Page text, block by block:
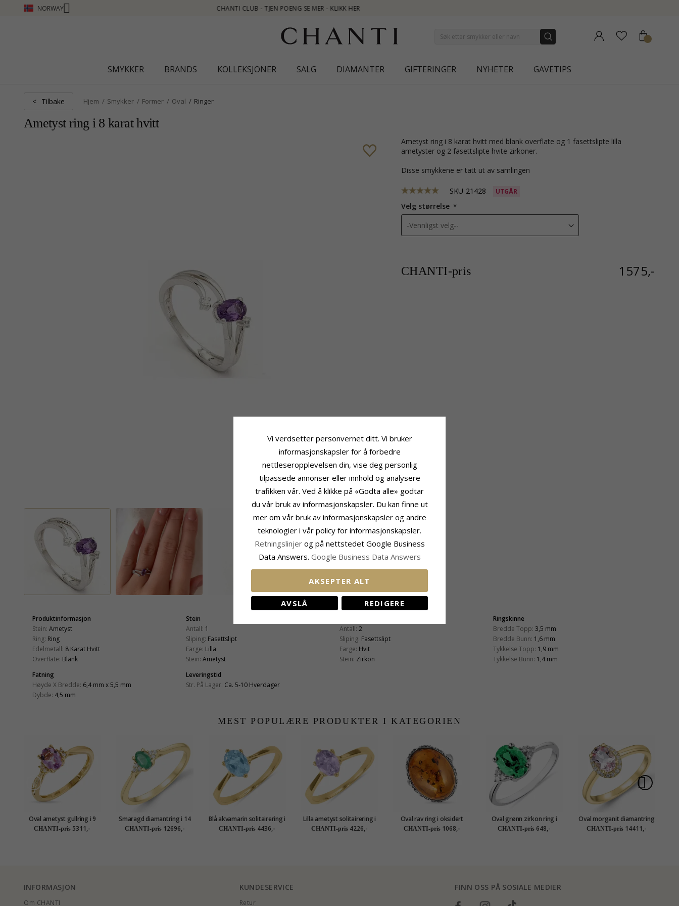
NORWAY
CHANTI CLUB - TJEN POENG SE MER - KLIKK HER
SMYKKER BRANDS KOLLEKSJONER SALG DIAMANTER GIFTERINGER NYHETER GAVETIPS
< Tilbake Hjem Smykker Former Oval Ringer
Ametyst ring i 8 karat hvitt
ametyst ring i 8 karat hvitt med blank overflate og 1 fasettslipte lilla
ametyster og 2 fasettslipte hvite zirkoner.
Disse smykkene er tatt ut av samlingen
SKU 21428 UTGÅR
Velg størrelse
CHANTI-pris 1575,-
Produktinformasjon
Stein: Ametyst
Ring: Ring
Edelmetall: 8 Karat Hvitt
Overflate: Blank
Stein
Antall: 1
Sliping: Fasettslipt
Farge: Lilla
Stein: Ametyst
Antall: 2
Sliping: Fasettslipt
Farge: Hvit
Stein: Zirkon
Ringskinne
Bredde Topp: 3,5 mm
Bredde Bunn: 1,6 mm
Tykkelse Topp: 1,9 mm
Tykkelse Bunn: 1,4 mm
Fatning
Høyde X Bredde: 6,4 mm x 5,5 mm
Dybde: 4,5 mm
Leveringstid
Str. På Lager: Ca. 5-10 Hverdager
MEST POPULÆRE PRODUKTER I KATEGORIEN
Oval ametyst gullring i 9
karat gull - Gold Collection
CHANTI-pris 5311,-
Smaragd diamantring i 14
karat gull 0,25 ct 0,03 ct
CHANTI-pris 12696,-
Blå akvamarin solitairering i
8 karat
CHANTI-pris 4436,-
Lilla ametyst solitairering i
8 karat
CHANTI-pris 4226,-
Oval rav ring i oksidert
sterlingsølv
CHANTI-pris 1068,-
Oval grønn zirkon ring i
sølv
CHANTI-pris 648,-
Oval morganit diamantring
i 14 karat gull 0,83 ct 0,09 ct
CHANTI-pris 14411,-
INFORMASJON
Om CHANTI
KUNDESERVICE
Retur
FINN OSS PÅ SOSIALE MEDIER
Vi verdsetter personvernet ditt. Vi bruker
informasjonskapsler for å forbedre
nettleseropplevelsen din, vise deg personlig
tilpassede annonser eller innhold og analysere
trafikken vår. Ved å klikke på «Godta alle» godtar
du vår bruk av informasjonskapsler. Du kan finne ut
mer om vår bruk av informasjonskapsler og andre
teknologier i vår policy for informasjonskapsler.
Retningslinjer og på nettstedet Google Business
Data Answers. Google Business Data Answers
AKSEPTER ALT
AVSLÅ REDIGERE